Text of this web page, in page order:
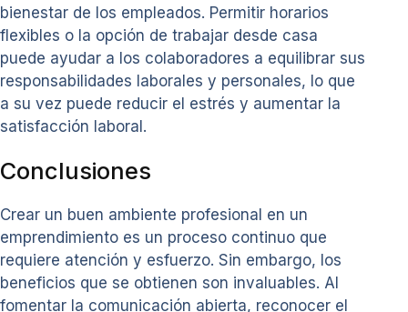
bienestar de los empleados. Permitir horarios
flexibles o la opción de trabajar desde casa
puede ayudar a los colaboradores a equilibrar sus
responsabilidades laborales y personales, lo que
a su vez puede reducir el estrés y aumentar la
satisfacción laboral.
Conclusiones
Crear un buen ambiente profesional en un
emprendimiento es un proceso continuo que
requiere atención y esfuerzo. Sin embargo, los
beneficios que se obtienen son invaluables. Al
fomentar la comunicación abierta, reconocer el